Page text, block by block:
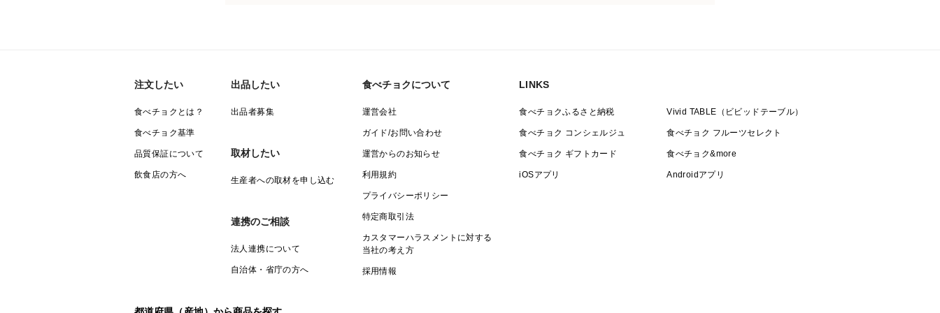
注文したい
食べチョクとは？
食べチョク基準
品質保証について
飲食店の方へ
出品したい
出品者募集
取材したい
生産者への取材を申し込む
連携のご相談
法人連携について
自治体・省庁の方へ
食べチョクについて
運営会社
ガイド/お問い合わせ
運営からのお知らせ
利用規約
プライバシーポリシー
特定商取引法
カスタマーハラスメントに対する
当社の考え方
採用情報
LINKS
食べチョクふるさと納税 Vivid TABLE（ビビッドテーブル）
食べチョク コンシェルジュ 食べチョク フルーツセレクト
食べチョク ギフトカード 食べチョク&more
iOSアプリ Androidアプリ